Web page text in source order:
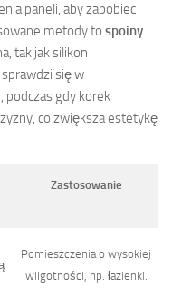
paneli, aby zapobiec
metody to spoiny
tak jak silikon
się w
podczas gdy korek
co zwiększa estetykę
Zastosowanie
Pomieszczenia o wysokiej
wilgotności, np. łazienki.